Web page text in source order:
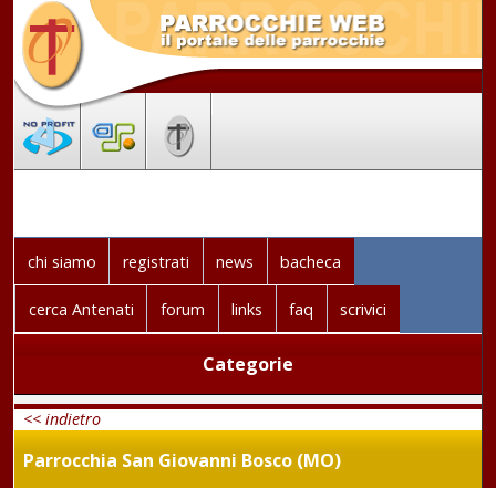
chi siamo registrati news bacheca
cerca Antenati forum links faq scrivici
Categorie
<< indietro
Parrocchia San Giovanni Bosco (MO)